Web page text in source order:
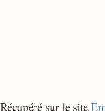
Récupéré sur le site